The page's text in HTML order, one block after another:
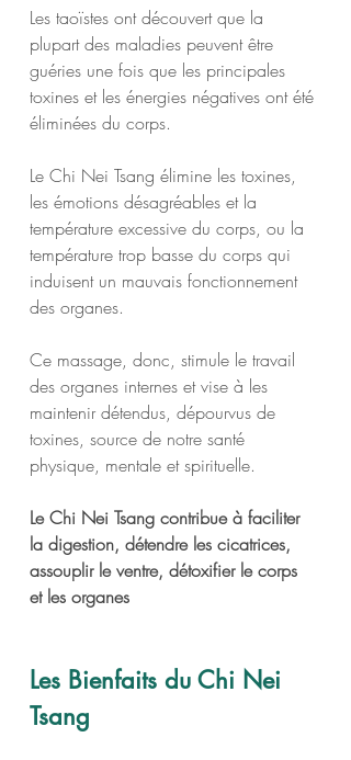
Les taoïstes ont découvert que la
plupart des maladies peuvent être
guéries une fois que les principales
toxines et les énergies négatives ont été
éliminées du corps.
Le Chi Nei Tsang élimine les toxines,
les émotions désagréables et la
température excessive du corps, ou la
température trop basse du corps qui
induisent un mauvais fonctionnement
des organes.
Ce massage, donc, stimule le travail
des organes internes et vise à les
maintenir détendus, dépourvus de
toxines, source de notre santé
physique, mentale et spirituelle.
Le Chi Nei Tsang contribue à faciliter
la digestion, détendre les cicatrices,
assouplir le ventre, détoxifier le corps
et les organes
Les Bienfaits du Chi Nei
Tsang